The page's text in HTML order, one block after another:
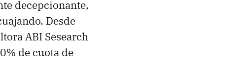
decepcionante,
Desde
ABI Sesearch
de cuota de